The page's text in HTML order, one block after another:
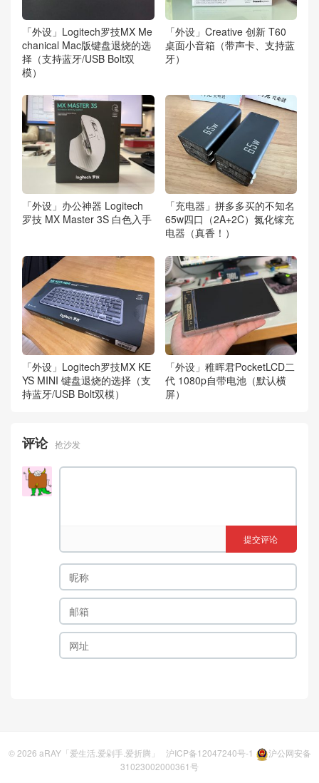
「外设」Logitech罗技MX Me
chanical Mac版键盘退烧的选
择（支持蓝牙/USB Bolt双
模）
「外设」Creative 创新 T60
桌面小音箱（带声卡、支持蓝
牙）
「外设」办公神器 Logitech
罗技 MX Master 3S 白色入手
「充电器」拼多多买的不知名
65w四口（2A+2C）氮化镓充
电器（真香！）
「外设」Logitech罗技MX KE
YS MINI 键盘退烧的选择（支
持蓝牙/USB Bolt双模）
「外设」稚晖君PocketLCD二
代 1080p自带电池（默认横
屏）
评论 抢沙发
提交评论
© 2026 aRAY「爱生活.爱剁手.爱折腾」 沪ICP备12047240号-1
沪公网安备
31023002000361号